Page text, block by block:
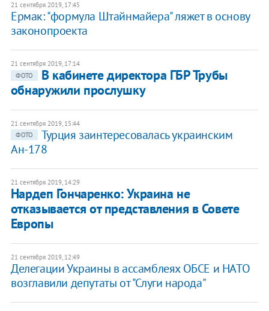
21 сентября 2019, 17:45
Ермак: "формула Штайнмайера" ляжет в основу
законопроекта
21 сентября 2019, 17:14
ФОТО
В кабинете директора ГБР Трубы
обнаружили прослушку
21 сентября 2019, 15:44
ФОТО
Турция заинтересовалась украинским
Ан-178
21 сентября 2019, 14:29
Нардеп Гончаренко: Украина не
отказывается от представления в Совете
Европы
21 сентября 2019, 12:49
Делегации Украины в ассамблеях ОБСЕ и НАТО
возглавили депутаты от "Слуги народа"